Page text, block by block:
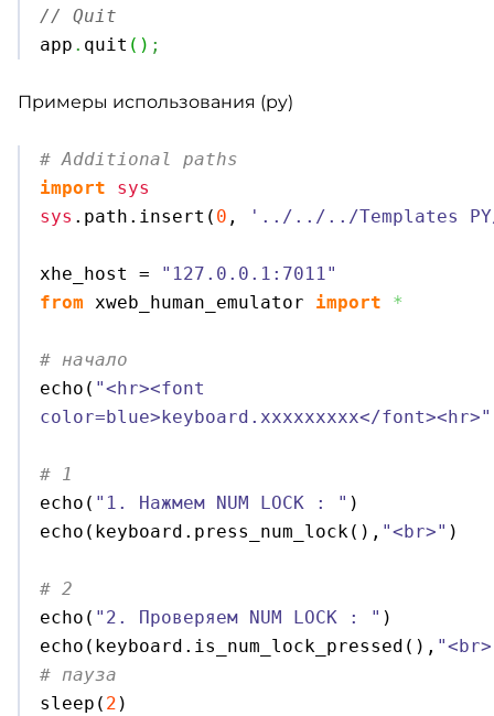
// Quit
app . quit ( ) ;
Примеры использования (py)
# Additional paths
import
sys
sys . path . insert ( 0 , '../../../Templates
xhe_host =
"127.0.0.1:7011"
from xweb_human_emulator import *
# начало
echo ( "<hr><font
color=blue>keyboard.xxxxxxxxx</font><hr>"
# 1
echo ( "1. Нажмем NUM LOCK : " )
echo ( keyboard. press_num_lock( ) , "<br>" )
# 2
echo ( "2. Проверяем NUM LOCK : " )
echo ( keyboard. is_num_lock_pressed ( ) ,
# пауза
sleep ( 2 )